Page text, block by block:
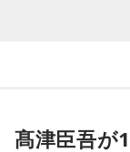
番組Webサイト：
ふと見ると、あ
ました。
髙津臣吾が